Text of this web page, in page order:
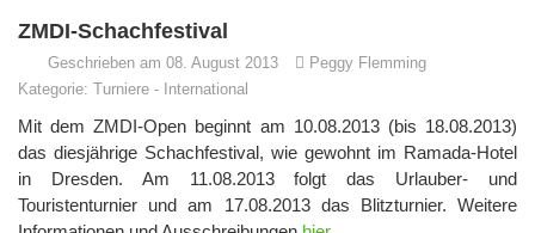
ZMDI-Schachfestival
Geschrieben am 08. August 2013
Peggy Flemming
Kategorie: Turniere - International
Mit dem ZMDI-Open beginnt am 10.08.2013 (bis 18.08.2013)
das diesjährige Schachfestival, wie gewohnt im Ramada-Hotel
in Dresden. Am 11.08.2013 folgt das Urlauber- und
Touristenturnier und am 17.08.2013 das Blitzturnier. Weitere